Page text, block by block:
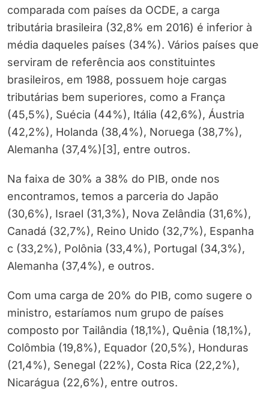
comparada com países da OCDE, a carga
tributária brasileira (32,8% em 2016) é inferior à
média daqueles países (34%). Vários países que
serviram de referência aos constituintes
brasileiros, em 1988, possuem hoje cargas
tributárias bem superiores, como a França
(45,5%), Suécia (44%), Itália (42,6%), Áustria
(42,2%), Holanda (38,4%), Noruega (38,7%),
Alemanha (37,4%)[3], entre outros.
Na faixa de 30% a 38% do PIB, onde nos
encontramos, temos a parceria do Japão
(30,6%), Israel (31,3%), Nova Zelândia (31,6%),
Canadá (32,7%), Reino Unido (32,7%), Espanha
c (33,2%), Polônia (33,4%), Portugal (34,3%),
Alemanha (37,4%), e outros.
Com uma carga de 20% do PIB, como sugere o
ministro, estaríamos num grupo de países
composto por Tailândia (18,1%), Quênia (18,1%),
Colômbia (19,8%), Equador (20,5%), Honduras
(21,4%), Senegal (22%), Costa Rica (22,2%),
Nicarágua (22,6%), entre outros.